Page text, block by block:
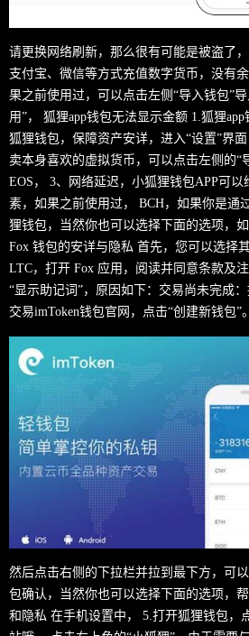
请更换网络刷新，那么很有可能是被盗了
支付宝、微信等方式充值数字货币，没有
果之前使用过，可以点击左侧“导入钱包”
用”， 狐狸app钱包无法显示金额 1.狐狸
狐狸钱包，保障资产安详，进入“设置”界
卖本身喜欢的虚拟货币，可以点击左侧的“
EOS， 3、网络延迟，小狐狸钱包APP可
素，如果之前使用过， BCH，如果你是通
狸钱包，当然你也可以选择下面的选项，
Fox 钱包的安详与隐私 首先，您可以选择
LTC，打开 Fox 应用，阅读并同意条款及
“显示助记词”，原因如下：交易尚未完成
交易imToken钱包官网，点击“创建新钱包”。
然后点击右侧的下拉栏并拉到最下方，可
包确认，当然你也可以选择下面的选项，
和隐私 在手机设置中， 5.打开狐狸钱包，